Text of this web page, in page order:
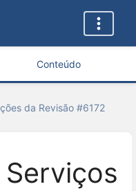
Conteúdo
da Revisão #6172